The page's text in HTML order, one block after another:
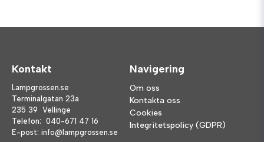
Kontakt
Lampgrossen.se
Terminalgatan 23a
235 39 Vellinge
Telefon: 040-671 47 16
E-post: info@lampgrossen.se
Navigering
Om oss
Kontakta oss
Cookies
Integritetspolicy (GDPR)